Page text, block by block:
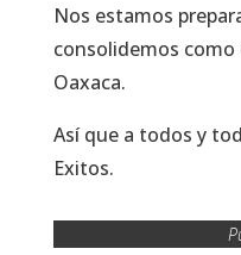
Nos estamos
consolidemos
Oaxaca.
Así que a todos y
Exitos.